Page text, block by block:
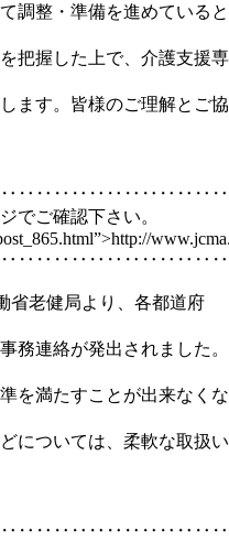
調整・準備を進めていると
把握した上で、介護支援専
ます。皆様のご理解とご協
でご確認下さい。
省老健局より、各都道府
務連絡が発出されました。
を満たすことが出来なくな
については、柔軟な取扱い